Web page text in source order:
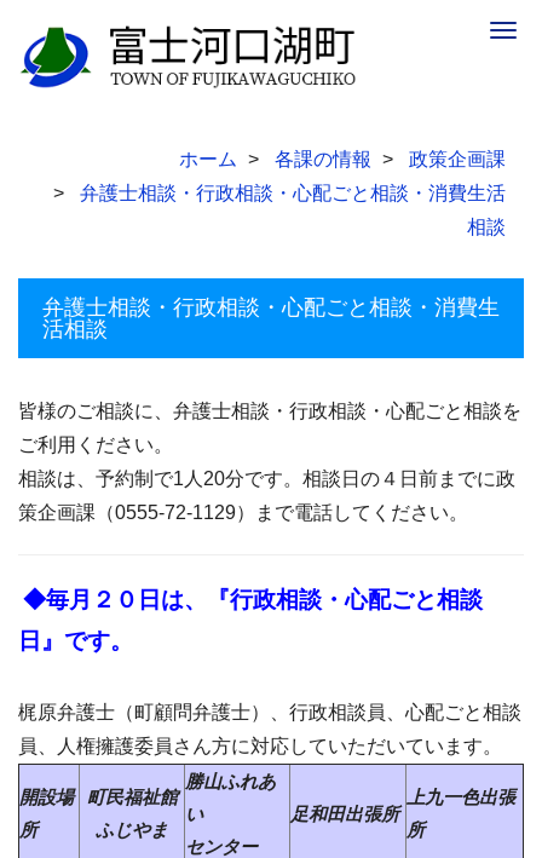
ホーム 各課の情報
政策企画課
弁護士相談・行政相談・心配ごと相談・消費生活
相談
弁護士相談・行政相談・心配ごと相談・消費生
活相談
皆様のご相談に、弁護士相談・行政相談・心配ごと相談を
ご利用ください。
相談は、予約制で1人20分です。相談日の４日前までに政
策企画課（0555-72-1129）まで電話してください。
◆毎月２０日は、『行政相談・心配ごと相談
日』です。
梶原弁護士（町顧問弁護士）、行政相談員、心配ごと相談
員、人権擁護委員さん方に対応していただいています。
開設場
所
町民福祉館
ふじやま
勝山ふれあ
い
センター
足和田出張所
上九一色出張
所